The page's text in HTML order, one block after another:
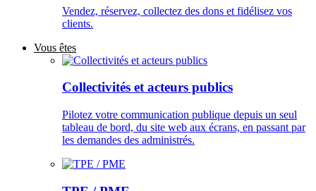
Vendez, réservez, collectez des dons et fidélisez vos
clients.
Vous êtes
Collectivités et acteurs publics
Pilotez votre communication publique depuis un seul
tableau de bord, du site web aux écrans, en passant par
les demandes des administrés.